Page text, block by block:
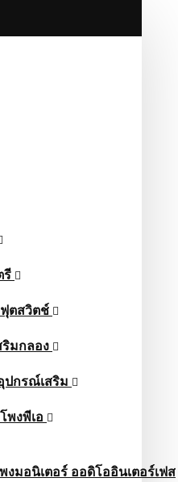
รี
ฟุตสวิตช์
มกลอง
ปกรณ์เสริม
พงพีเอ
มอนิเตอร์ ออดิโออินเตอร์เฟส